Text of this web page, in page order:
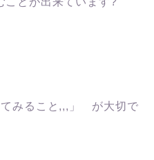
てみること,,,」 が大切で